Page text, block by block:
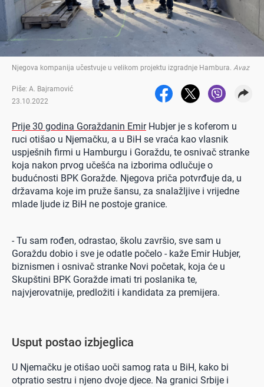
Njegova kompanija učestvuje u velikom projektu izgradnje Hambura. Avaz
Piše: A. Bajramović
23.10.2022
Prije 30 godina Goraždanin EmirHubjer je s koferom u
ruci otišao u Njemačku, a u BiH se vraća kao vlasnik
uspješnih firmi u Hamburgu i Goraždu, te osnivač stranke
koja nakon prvog učešća na izborima odlučuje o
budućnosti BPK Goražde. Njegova priča potvrđuje da, u
državama koje im pruže šansu, za snalažljive i vrijedne
mlade ljude iz BiH ne postoje granice.
- Tu sam rođen, odrastao, školu završio, sve sam u
Goraždu dobio i sve je odatle počelo - kaže Emir Hubjer,
biznismen i osnivač stranke Novi početak, koja će u
Skupštini BPK Goražde imati tri poslanika te,
najvjerovatnije, predložiti i kandidata za premijera.
Usput postao izbjeglica
U Njemačku je otišao uoči samog rata u BiH, kako bi
otpratio sestru i njeno dvoje djece. Na granici Srbije i